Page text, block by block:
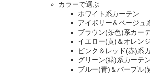
カラーで選ぶ
ホワイト系カーテン
アイボリー＆ベージュ
ブラウン(茶色)系カー
イエロー(黄)＆オレン
ピンク＆レッド(赤)系
グリーン(緑)系カーテン
ブルー(青)＆パープル(